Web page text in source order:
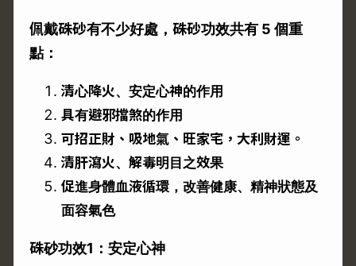
佩戴硃砂有不少好處，硃砂功效共有 5 個重
點：
清心降火、安定心神的作用
具有避邪擋煞的作用
可招正財、吸地氣、旺家宅，大利財運。
清肝瀉火、解毒明目之效果
促進身體血液循環，改善健康、精神狀態及
面容氣色
硃砂功效1：安定心神